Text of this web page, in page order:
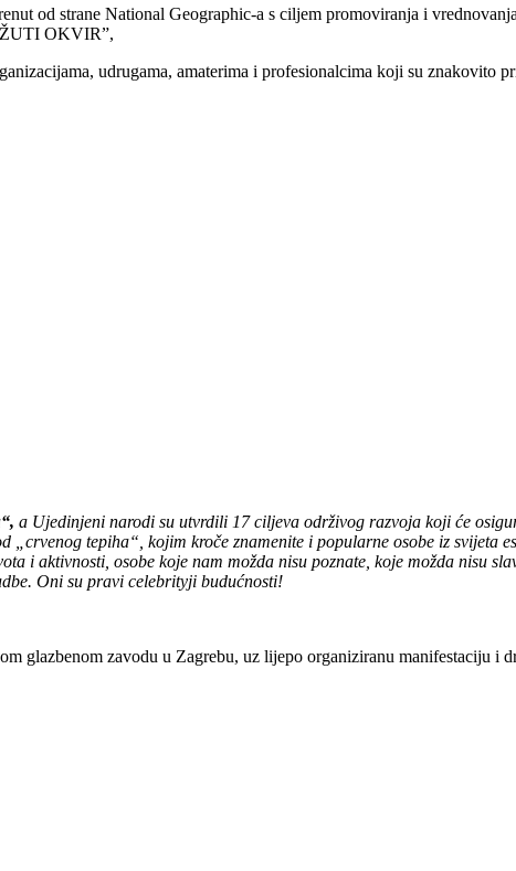
od strane National Geographic-a s ciljem promoviranja i
OKVIR”,
udrugama, amaterima i profesionalcima koji su znakovito
a Ujedinjeni narodi su utvrdili 17 ciljeva održivog razvoja koji će
tepiha“, kojim kroče znamenite i popularne osobe iz svijeta
i aktivnosti, osobe koje nam možda nisu poznate, koje možda nisu
Oni su pravi celebrityji budućnosti!
glazbenom zavodu u Zagrebu, uz lijepo organiziranu manifestaciju i